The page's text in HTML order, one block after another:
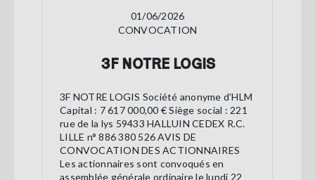
01/06/2026
CONVOCATION
3F NOTRE LOGIS
3F NOTRE LOGIS Société anonyme d’HLM
Capital : 7 617 000,00 € Siège social : 221
rue de la lys 59433 HALLUIN CEDEX R.C.
LILLE n° 886 380 526 AVIS DE
CONVOCATION DES ACTIONNAIRES
Les actionnaires sont convoqués en
assemblée générale ordinaire le lundi 22